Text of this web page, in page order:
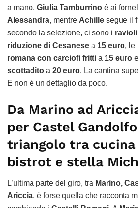
a mano. Giulia Tamburrino è ai
Alessandra, mentre Achille segue il
secondo la selezione, ci sono i
riduzione di Cesanese a 15 euro, le
romana con carciofi fritti a 15 euro
scottadito a 20 euro. La cantina
E non è un dettaglio da poco.
Da Marino ad
per Castel
triangolo tra cucina
bistrot e stella
L’ultima parte del giro, tra Marino,
Ariccia, è forse quella che racconta